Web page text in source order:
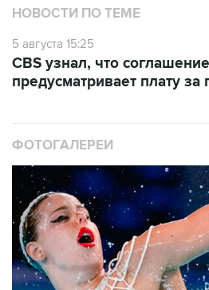
НОВОСТИ ПО ТЕМЕ
5 августа 15:25
CBS узнал, что
предусматривает плату
ФОТОГАЛЕРЕИ